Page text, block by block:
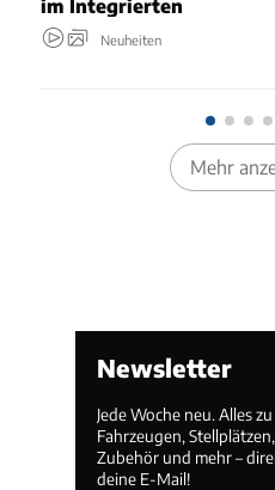
im Integrierten
Neuheiten
Mehr
Newsletter
Jede Woche neu. Alles zu
Fahrzeugen, Stellplätzen,
Zubehör und mehr –
deine E-Mail!